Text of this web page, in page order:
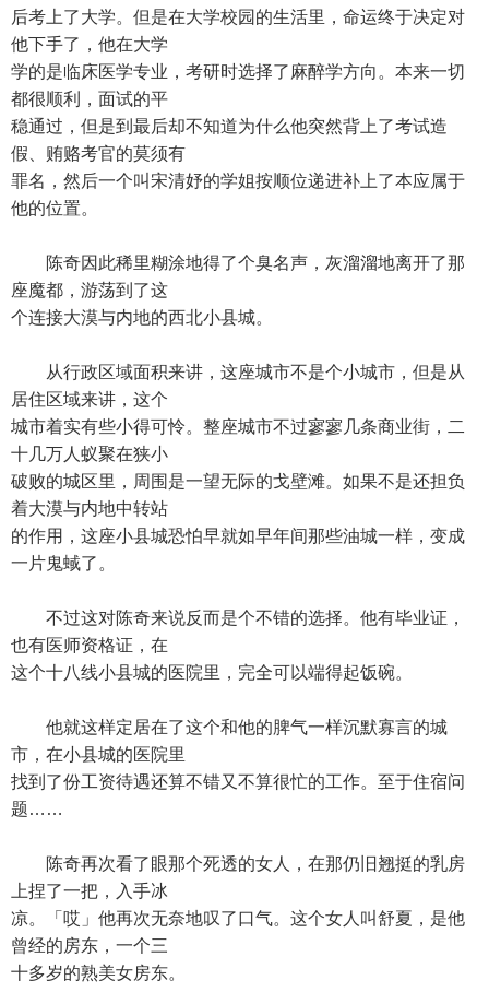
后考上了大学。但是在大学校园的生活里，命运终于决定对
他下手了，他在大学
学的是临床医学专业，考研时选择了麻醉学方向。本来一切
都很顺利，面试的平
稳通过，但是到最后却不知道为什么他突然背上了考试造
假、贿赂考官的莫须有
罪名，然后一个叫宋清妤的学姐按顺位递进补上了本应属于
他的位置。
陈奇因此稀里糊涂地得了个臭名声，灰溜溜地离开了那
座魔都，游荡到了这
个连接大漠与内地的西北小县城。
从行政区域面积来讲，这座城市不是个小城市，但是从
居住区域来讲，这个
城市着实有些小得可怜。整座城市不过寥寥几条商业街，二
十几万人蚁聚在狭小
破败的城区里，周围是一望无际的戈壁滩。如果不是还担负
着大漠与内地中转站
的作用，这座小县城恐怕早就如早年间那些油城一样，变成
一片鬼蜮了。
不过这对陈奇来说反而是个不错的选择。他有毕业证，
也有医师资格证，在
这个十八线小县城的医院里，完全可以端得起饭碗。
他就这样定居在了这个和他的脾气一样沉默寡言的城
市，在小县城的医院里
找到了份工资待遇还算不错又不算很忙的工作。至于住宿问
题……
陈奇再次看了眼那个死透的女人，在那仍旧翘挺的乳房
上捏了一把，入手冰
凉。「哎」他再次无奈地叹了口气。这个女人叫舒夏，是他
曾经的房东，一个三
十多岁的熟美女房东。